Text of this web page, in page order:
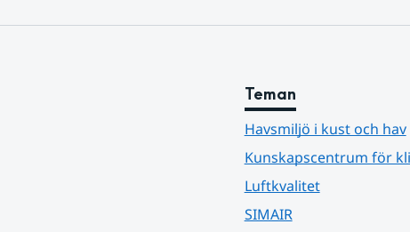
Teman
Havsmiljö i kust och hav
Kunskapscentrum för
Luftkvalitet
SIMAIR